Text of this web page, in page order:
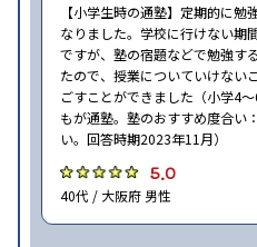
【小学生時の通塾】定期的に勉
なりました。学校に行けない期
ですが、塾の宿題などで勉強す
たので、授業についていけない
ごすことができました（小学4
もが通塾。塾のおすすめ度合い
い。回答時期2023年11月）
5.0
40代 / 大阪府 男性